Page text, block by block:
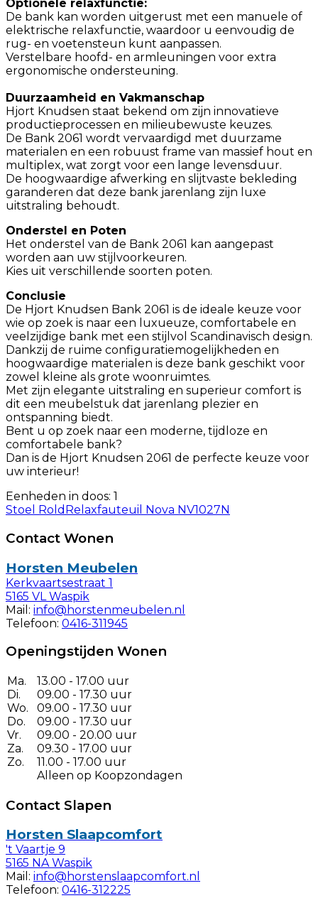
Optionele relaxfunctie:
De bank kan worden uitgerust met een manuele of
elektrische relaxfunctie, waardoor u eenvoudig de
rug- en voetensteun kunt aanpassen.
Verstelbare hoofd- en armleuningen voor extra
ergonomische ondersteuning.
Duurzaamheid en Vakmanschap
Hjort Knudsen staat bekend om zijn innovatieve
productieprocessen en milieubewuste keuzes.
De Bank 2061 wordt vervaardigd met duurzame
materialen en een robuust frame van massief hout en
multiplex, wat zorgt voor een lange levensduur.
De hoogwaardige afwerking en slijtvaste bekleding
garanderen dat deze bank jarenlang zijn luxe
uitstraling behoudt.
Onderstel en Poten
Het onderstel van de Bank 2061 kan aangepast
worden aan uw stijlvoorkeuren.
Kies uit verschillende soorten poten.
Conclusie
De Hjort Knudsen Bank 2061 is de ideale keuze voor
wie op zoek is naar een luxueuze, comfortabele en
veelzijdige bank met een stijlvol Scandinavisch design.
Dankzij de ruime configuratiemogelijkheden en
hoogwaardige materialen is deze bank geschikt voor
zowel kleine als grote woonruimtes.
Met zijn elegante uitstraling en superieur comfort is
dit een meubelstuk dat jarenlang plezier en
ontspanning biedt.
Bent u op zoek naar een moderne, tijdloze en
comfortabele bank?
Dan is de Hjort Knudsen 2061 de perfecte keuze voor
uw interieur!
Eenheden in doos: 1
Stoel Rold Relaxfauteuil Nova NV1027N
Contact Wonen
Horsten Meubelen
Kerkvaartsestraat 1
5165 VL Waspik
Mail: info@horstenmeubelen.nl
Telefoon: 0416-311945
Openingstijden Wonen
Ma.
Di.
Wo.
Do.
Vr.
Za.
Zo.
13.00 - 17.00 uur
09.00 - 17.30 uur
09.00 - 17.30 uur
09.00 - 17.30 uur
09.00 - 20.00 uur
09.30 - 17.00 uur
11.00 - 17.00 uur
Alleen op Koopzondagen
Contact Slapen
Horsten Slaapcomfort
't Vaartje 9
5165 NA Waspik
Mail: info@horstenslaapcomfort.nl
Telefoon: 0416-312225